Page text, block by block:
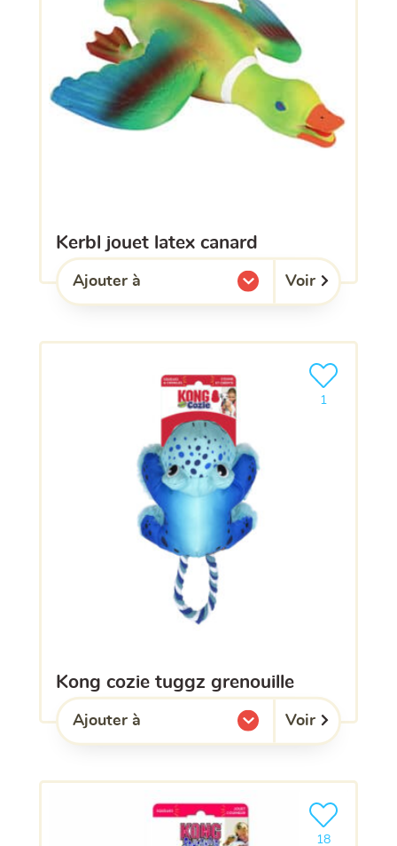
kerbl jouet latex canard
Ajouter à
l'une de mes listes. Voir
kong cozie tuggz grenouille
1
Ajouter le
Ajouter à
l'une de mes listes. Voir
18
Ajouter le